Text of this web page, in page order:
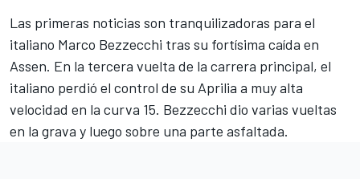
Las primeras noticias son tranquilizadoras para el
italiano Marco Bezzecchi tras su fortísima caída en
Assen. En la tercera vuelta de la carrera principal, el
italiano perdió el control de su Aprilia a muy alta
velocidad en la curva 15. Bezzecchi dio varias vueltas
en la grava y luego sobre una parte asfaltada.